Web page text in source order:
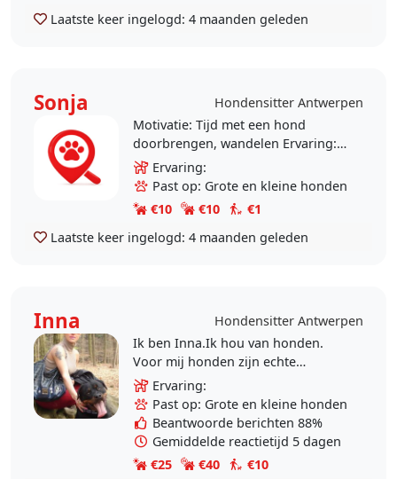
Laatste keer ingelogd: 4 maanden geleden
Sonja
Hondensitter Antwerpen
Motivatie: Tijd met een hond
doorbrengen, wandelen Ervaring:
GeenErvaring:
Past op: Grote en kleine honden
€10
€10
€1
Laatste keer ingelogd: 4 maanden geleden
Inna
Hondensitter Antwerpen
Ik ben Inna.Ik hou van honden.
Voor mij honden zijn echte
vrienden. Ervaring 16 jaar met mijn
honden. Ik heb in mijn leven 3
honden gehad.
Ervaring:
Past op: Grote en kleine honden
Beantwoorde berichten 88%
Gemiddelde reactietijd 5 dagen
€25
€40
€10